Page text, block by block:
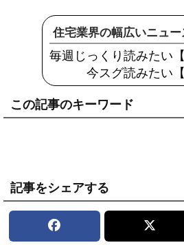
住宅業界の幅広いニュ
毎週じっくり読みたい【
今スグ読みたい【
この記事のキーワード
記事をシェアする